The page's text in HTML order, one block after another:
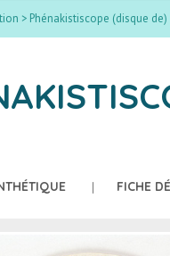
> Phénakistiscope (disque de)
FICHE